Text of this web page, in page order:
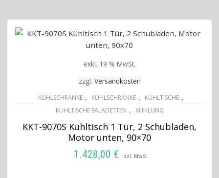
exkl. 19 % MwSt.
zzgl. Versandkosten
KÜHLSCHRÄNKE , KÜHLSCHRÄNKE , KÜHLTISCHE ,
KÜHLTISCHE SALADETTEN , KÜHLUNG
KKT-9070S Kühltisch 1 Tür, 2 Schubladen,
Motor unten, 90×70
1.428,00 € zzl. MwSt.